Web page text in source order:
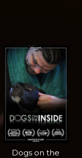
Dogs on the